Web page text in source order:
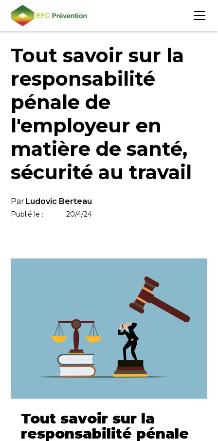
Blog
Tout savoir sur la
responsabilité
pénale de
l'employeur en
matière de santé,
sécurité au travail
ParLudovic Berteau
Publié le : 20/4/24
Tout savoir sur la
responsabilité pénale